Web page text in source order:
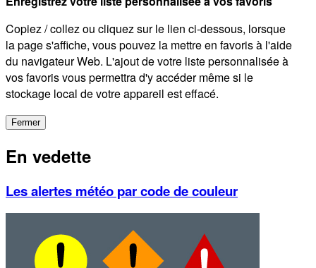
Copiez / collez ou cliquez sur le lien ci-dessous, lorsque
la page s'affiche, vous pouvez la mettre en favoris à l'aide
du navigateur Web. L'ajout de votre liste personnalisée à
vos favoris vous permettra d'y accéder même si le
stockage local de votre appareil est effacé.
Fermer
En vedette
Les alertes météo par code de couleur